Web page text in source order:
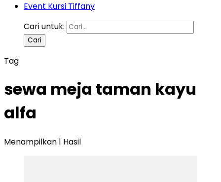
Event Kursi Tiffany
Cari untuk:
Tag
sewa meja taman kayu
alfa
Menampilkan 1 Hasil